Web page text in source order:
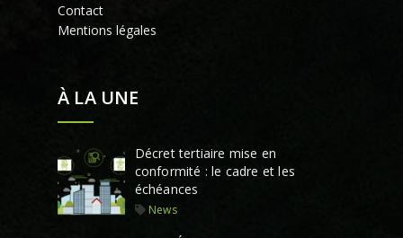
Contact
Mentions légales
À LA UNE
Décret tertiaire mise en
conformité : le cadre et les
échéances
News